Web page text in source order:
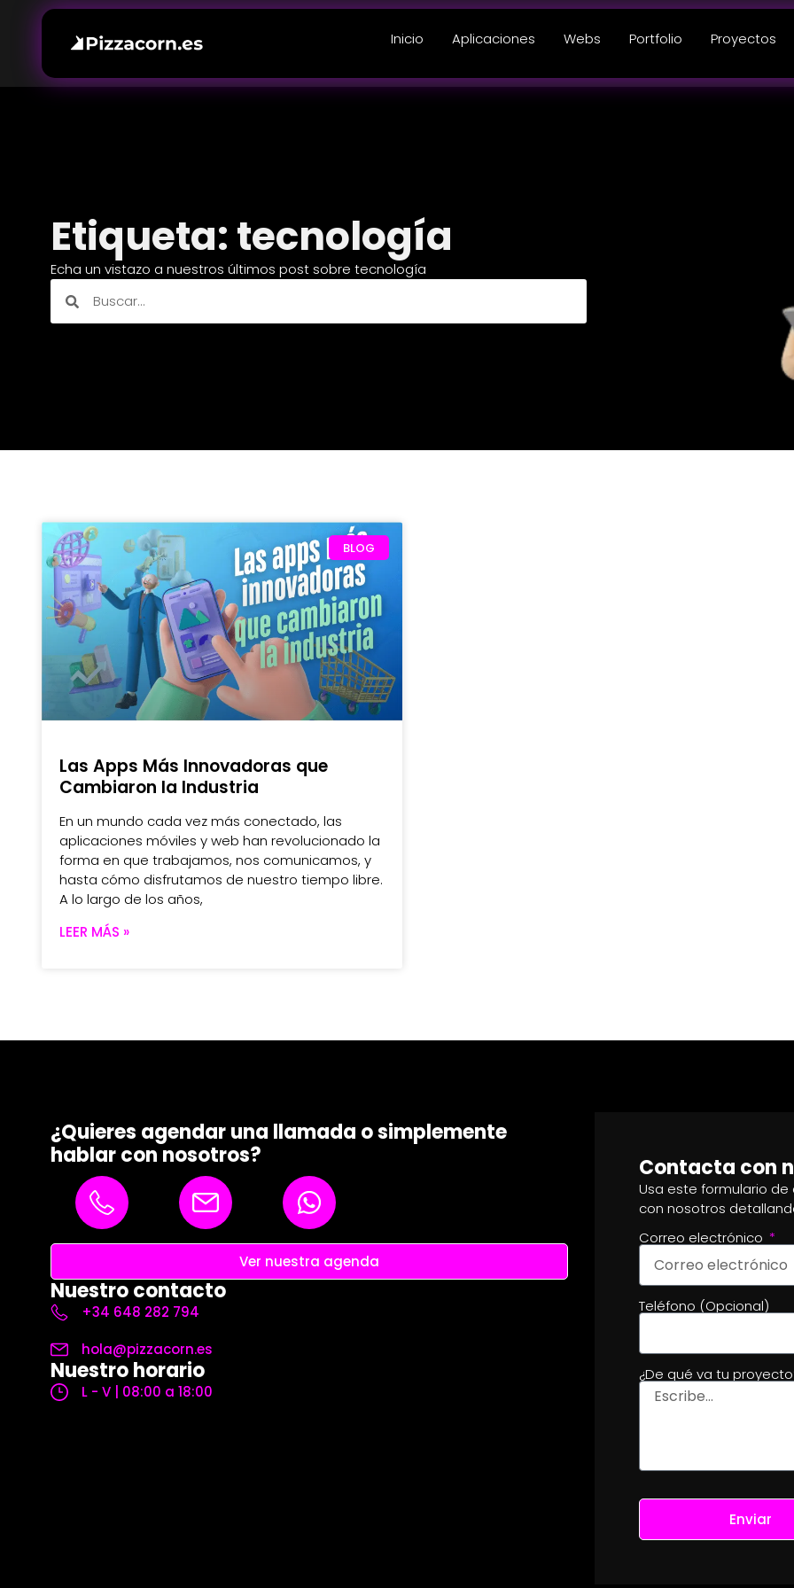
Inicio Aplicaciones Webs Portfolio Proyectos
Etiqueta: tecnología
Echa un vistazo a nuestros últimos post sobre tecnología
BLOG
Las Apps Más Innovadoras que
Cambiaron la Industria
En un mundo cada vez más conectado, las
aplicaciones móviles y web han revolucionado la
forma en que trabajamos, nos comunicamos, y
hasta cómo disfrutamos de nuestro tiempo libre.
A lo largo de los años,
LEER MÁS »
¿Quieres agendar una llamada o simplemente
hablar con nosotros?
Ver nuestra agenda
Nuestro contacto
+34 648 282 794
hola@pizzacorn.es
Nuestro horario
L - V | 08:00 a 18:00
Contacta con
Usa este formulario
con nosotros
Correo electrónico
Teléfono (Opcional)
¿De qué va tu
Enviar